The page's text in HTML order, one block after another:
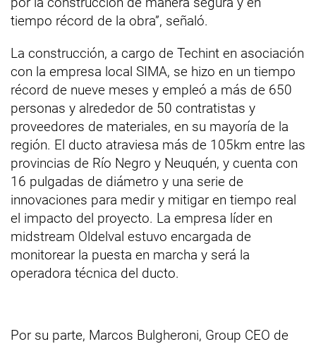
tiempo récord de la obra”, señaló.
La construcción, a cargo de Techint en asociación
con la empresa local SIMA, se hizo en un tiempo
récord de nueve meses y empleó a más de 650
personas y alrededor de 50 contratistas y
proveedores de materiales, en su mayoría de la
región. El ducto atraviesa más de 105km entre las
provincias de Río Negro y Neuquén, y cuenta con
16 pulgadas de diámetro y una serie de
innovaciones para medir y mitigar en tiempo real
el impacto del proyecto. La empresa líder en
midstream Oldelval estuvo encargada de
monitorear la puesta en marcha y será la
operadora técnica del ducto.
Por su parte, Marcos Bulgheroni, Group CEO de